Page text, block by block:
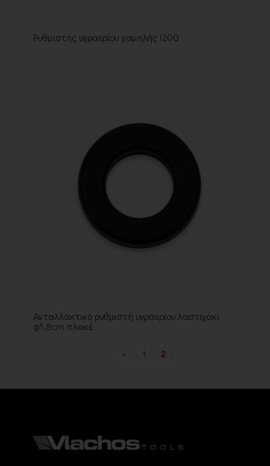
Ρυθμιστής υγραερίου χαμηλής i200
Ανταλλακτικό ρυθμιστή υγραερίου λαστιχάκι
φ1.8cm πλακέ
< 1 2